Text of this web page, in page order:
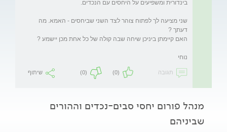
שני מציעה לך לפתוח צוהר לצד השני שביחסים - האמא. מה
נוחי
תגובה (0)
(0) שיתוף
מנהל פורום יחסי סבים-נכדים וההורים
שביניהם